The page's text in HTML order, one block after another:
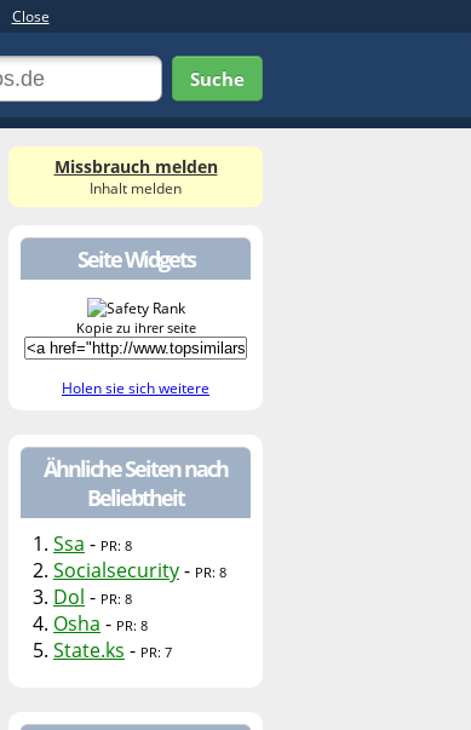
Close
Suche
Missbrauch melden
Inhalt melden
Seite Widgets
Kopie zu ihrer seite
Holen sie sich weitere
Ähnliche Seiten nach
Beliebtheit
1. Ssa - PR: 8
2. Socialsecurity- PR: 8
3. Dol - PR: 8
4. Osha - PR: 8
5. State.ks - PR: 7